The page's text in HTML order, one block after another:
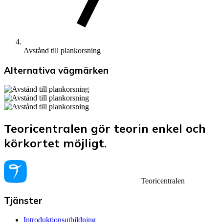
Avstånd till plankorsning
Alternativa vägmärken
Teoricentralen gör teorin enkel och
körkortet möjligt.
Teoricentralen
Tjänster
Introduktionsutbildning